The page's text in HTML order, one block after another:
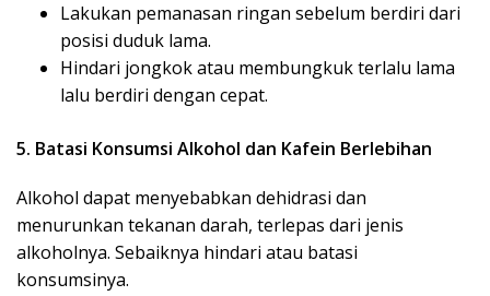
Lakukan pemanasan ringan sebelum berdiri dari
posisi duduk lama.
Hindari jongkok atau membungkuk terlalu lama
lalu berdiri dengan cepat.
5. Batasi Konsumsi Alkohol dan Kafein Berlebihan
Alkohol dapat menyebabkan dehidrasi dan
menurunkan tekanan darah, terlepas dari jenis
alkoholnya. Sebaiknya hindari atau batasi
konsumsinya.